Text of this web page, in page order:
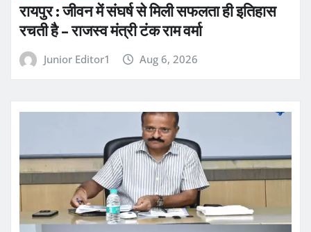
रायपुर : जीवन में संघर्ष से मिली सफलता ही इतिहास
रचती है – राजस्व मंत्री टंक राम वर्मा
Junior Editor1 Aug 6, 2026